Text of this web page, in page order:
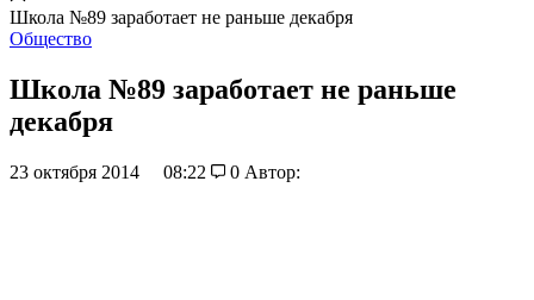
Школа №89 заработает не раньше декабря
Общество
Школа №89 заработает не раньше
декабря
23 октября 2014 08:22 0 Автор: